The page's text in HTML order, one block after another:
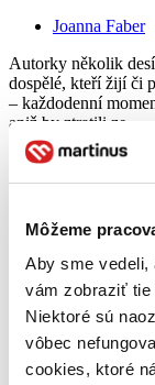
Môžeme
Aby sme vedeli,
vám zobraziť tie
Niektoré sú
vôbec
cookies, ktoré
Joanna Faber
Autorky několik
dospělé, kteří žijí či
– každodenní
aniž by ztratili ze...
E-kniha PDF
16,40 €
Máte čítačku,
budete ju
informácii o
Pridať do